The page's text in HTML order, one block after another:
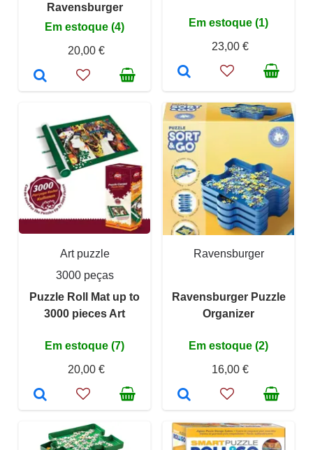
Ravensburger
Em estoque (4)
20,00 €
Em estoque (1)
23,00 €
Art puzzle
3000 peças
Puzzle Roll Mat up to
3000 pieces Art
Em estoque (7)
20,00 €
Ravensburger
Ravensburger Puzzle
Organizer
Em estoque (2)
16,00 €